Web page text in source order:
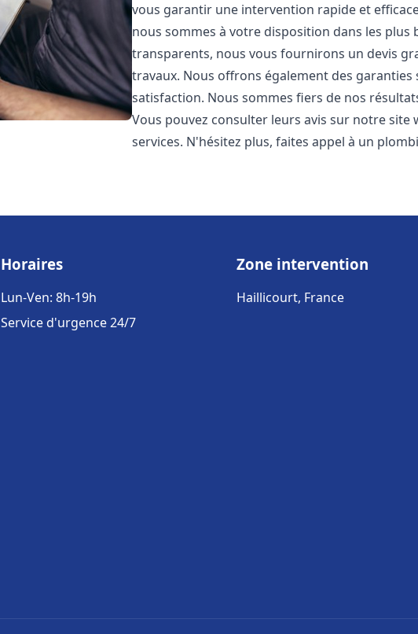
vous garantir une intervention rapide et
nous sommes à votre disposition dans les
transparents, nous vous fournirons un devis
travaux. Nous offrons également des
satisfaction. Nous sommes fiers de nos
Vous pouvez consulter leurs avis sur notre
services. N'hésitez plus, faites appel à un
Horaires
Lun-Ven: 8h-19h
Service d'urgence 24/7
Zone intervention
Haillicourt, France